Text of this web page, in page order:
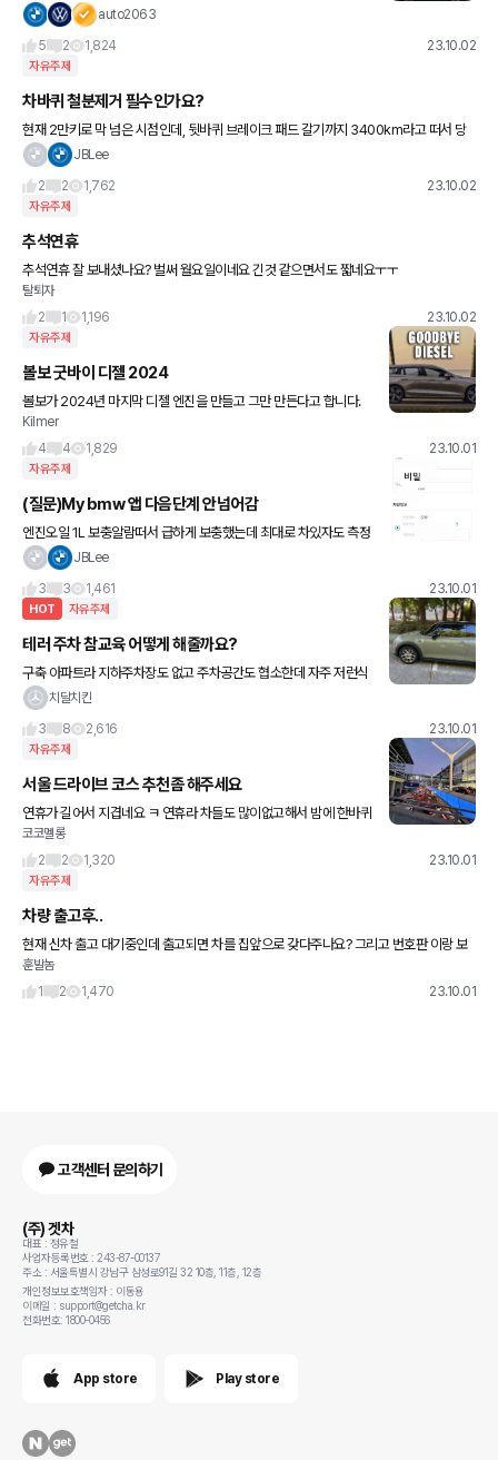
벌어서 하나 장만하고 싶습니다. Reuters 통신에 따르면 Porsche
auto2063
5
2 1,824 23.10.02
자유주제
차바퀴 철분제거 필수인가요?
현재 2만키로 막 넘은 시점인데, 뒷바퀴 브레이크 패드 갈기까지 3400km라고 떠서 당
황했습니다. 보통 3~4만 넘어갈때 뜨지 않나요? 전 고속도로 주행 많지도 않고, 시내 주
JBLee
2
2 1,762 23.10.02
자유주제
추석연휴
추석연휴 잘 보내셨나요? 벌써 월요일이네요 긴것 같으면서도 짧네요ㅜㅜ
탈퇴자
2
1 1,196 23.10.02
자유주제
볼보 굿바이 디젤 2024
볼보가 2024년 마지막 디젤 엔진을 만들고 그만 만든다고 합니다.
이것은 확정이고, 2030년부터는 가솔린 차량도 그만 만든다고 합니
Kilmer
4
4 1,829 23.10.01
자유주제
(질문)My bmw 앱 다음단계 안넘어감
엔진오일 1L 보충알람떠서 급하게 보충했는데 최대로 차있자도 측정
값나오네요... 어쨌거나, My bmw 앱에서 아래처럼 다음단계에서 버JBLee
3
3 1,461 23.10.01
HOT 자유주제
테러 주차 참교육 어떻게 해줄까요?
구축 아파트라 지하주차장도 없고 주차공간도 협소한데 자주 저런식
으로 주차 하는 넘이 있는데 참교육 어떻게 해야 할까요? 경비실에 얘
치달치킨
3
8 2,616 23.10.01
자유주제
서울 드라이브 코스 추천좀 해주세요
연휴가 길어서 지겹네요 ㅋ 연휴라 차들도 많이없고해서 밤에 한바퀴
타려는데 코스추천좀해주세요 출발지는 서울 강남입니다 🫡
코코멜롱
2
2 1,320 23.10.01
자유주제
차량 출고후..
현재 신차 출고 대기중인데 출고되면 차를 집앞으로 갖다주나요? 그리고 번호판 이랑 보
험은 어떻게해야 하나요?
훈발놈
1
2 1,470 23.10.01
고객센터 문의하기
(주) 겟차
대표 : 정유철
사업자등록번호 : 243-87-00137
주소 : 서울특별시 강남구 삼성로91길 32 10층, 11층, 12층
개인정보보호책임자 : 이동용
이메일 : support@getcha.kr
전화번호: 1800-0456
App store Play store